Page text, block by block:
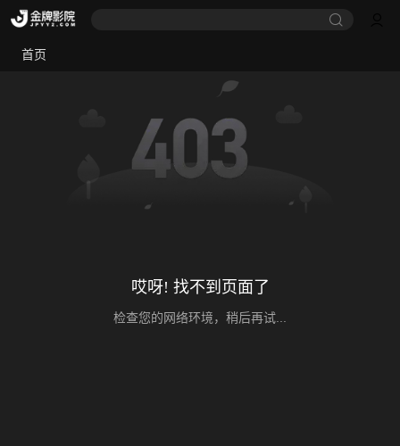
首页
哎呀! 找不到页面了
检查您的网络环境，稍后再试...